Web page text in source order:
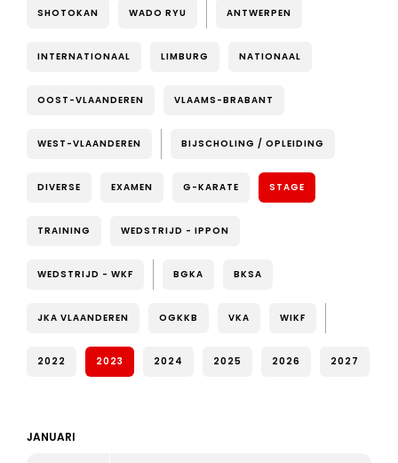
SHOTOKAN WADO RYU ANTWERPEN
INTERNATIONAAL LIMBURG NATIONAAL
OOST-VLAANDEREN VLAAMS-BRABANT
WEST-VLAANDEREN BIJSCHOLING / OPLEIDING
DIVERSE EXAMEN G-KARATE STAGE
TRAINING WEDSTRIJD - IPPON
WEDSTRIJD - WKF BGKA BKSA
JKA VLAANDEREN OGKKB VKA WIKF
2022 2023 2024 2025 2026 2027
JANUARI